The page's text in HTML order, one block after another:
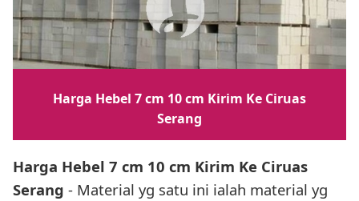
Harga Hebel 7 cm 10 cm Kirim Ke Ciruas
Serang
Harga Hebel 7 cm 10 cm Kirim Ke Ciruas
Serang - Material yg satu ini ialah material yg